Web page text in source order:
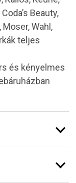
Beauty,
Wahl,
teljes
és kényelmes